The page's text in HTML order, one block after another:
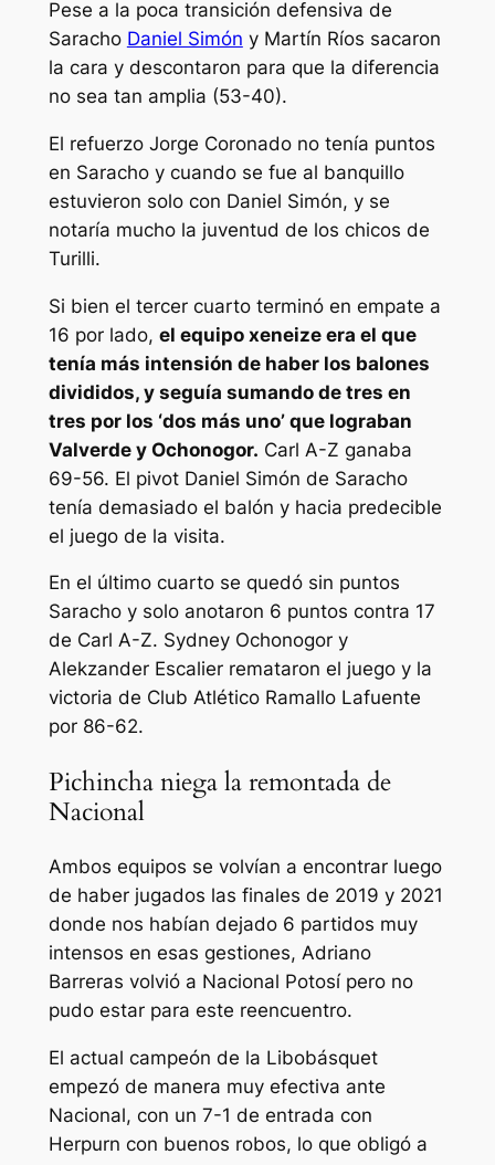
Pese a la poca transición defensiva de
Saracho Daniel Simón y Martín Ríos sacaron
la cara y descontaron para que la diferencia
no sea tan amplia (53-40).
El refuerzo Jorge Coronado no tenía puntos
en Saracho y cuando se fue al banquillo
estuvieron solo con Daniel Simón, y se
notaría mucho la juventud de los chicos de
Turilli.
Si bien el tercer cuarto terminó en empate a
16 por lado, el equipo xeneize era el que
tenía más intensión de haber los balones
divididos, y seguía sumando de tres en
tres por los ‘dos más uno’ que lograban
Valverde y Ochonogor. Carl A-Z ganaba
69-56. El pivot Daniel Simón de Saracho
tenía demasiado el balón y hacia predecible
el juego de la visita.
En el último cuarto se quedó sin puntos
Saracho y solo anotaron 6 puntos contra 17
de Carl A-Z. Sydney Ochonogor y
Alekzander Escalier remataron el juego y la
victoria de Club Atlético Ramallo Lafuente
por 86-62.
Pichincha niega la remontada de
Nacional
Ambos equipos se volvían a encontrar luego
de haber jugados las finales de 2019 y 2021
donde nos habían dejado 6 partidos muy
intensos en esas gestiones, Adriano
Barreras volvió a Nacional Potosí pero no
pudo estar para este reencuentro.
El actual campeón de la Libobásquet
empezó de manera muy efectiva ante
Nacional, con un 7-1 de entrada con
Herpurn con buenos robos, lo que obligó a